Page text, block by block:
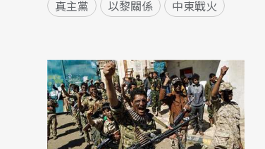
真主黨 以黎關係 中東戰火